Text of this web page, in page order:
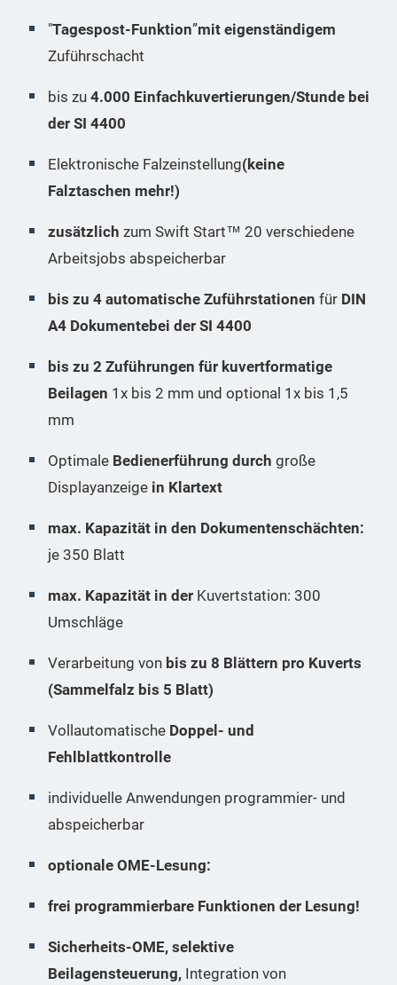
"Tagespost-Funktion”mit eigenständigem
Zuführschacht
bis zu 4.000 Einfachkuvertierungen/Stunde bei
der SI 4400
Elektronische Falzeinstellung(keine
Falztaschen mehr!)
zusätzlich zum Swift Start™ 20 verschiedene
Arbeitsjobs abspeicherbar
bis zu 4 automatische Zuführstationen für DIN
A4 Dokumentebei der SI 4400
bis zu 2 Zuführungen für kuvertformatige
Beilagen 1x bis 2 mm und optional 1x bis 1,5
mm
Optimale Bedienerführung durch große
Displayanzeige in Klartext
max. Kapazität in den Dokumentenschächten:
je 350 Blatt
max. Kapazität in der Kuvertstation: 300
Umschläge
Verarbeitung von bis zu 8 Blättern pro Kuverts
(Sammelfalz bis 5 Blatt)
Vollautomatische Doppel- und
Fehlblattkontrolle
individuelle Anwendungen programmier- und
abspeicherbar
optionale OME-Lesung:
frei programmierbare Funktionen der Lesung!
Sicherheits-OME, selektive
Beilagensteuerung, Integration von